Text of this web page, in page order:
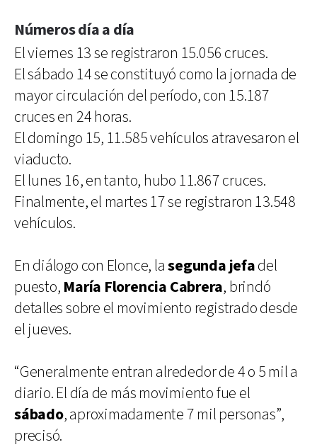
Números día a día
El viernes 13 se registraron 15.056 cruces.
El sábado 14 se constituyó como la jornada de
mayor circulación del período, con 15.187
cruces en 24 horas.
El domingo 15, 11.585 vehículos atravesaron el
viaducto.
El lunes 16, en tanto, hubo 11.867 cruces.
Finalmente, el martes 17 se registraron 13.548
vehículos.
En diálogo con Elonce, lasegunda jefadel
puesto, María Florencia Cabrera, brindó
detalles sobre el movimiento registrado desde
el jueves.
“Generalmente entran alrededor de 4 o 5 mil a
diario. El día de más movimiento fue el
sábado, aproximadamente 7 mil personas”,
precisó.